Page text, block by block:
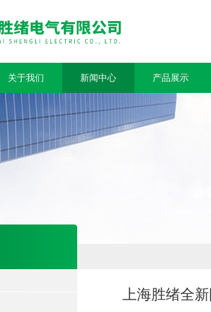
关于我们 新闻中心 产品展示
上海胜绪全